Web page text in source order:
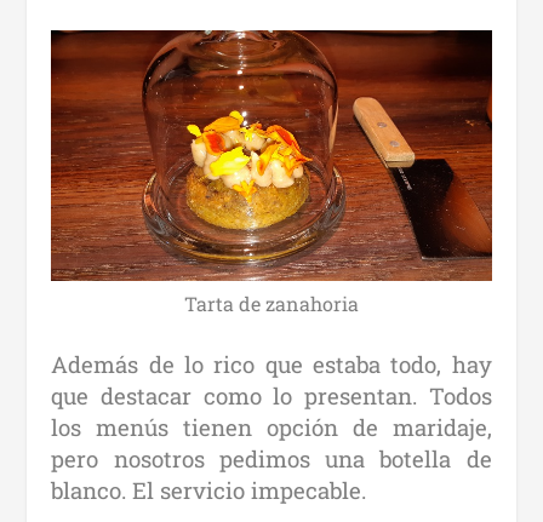
Tarta de zanahoria
Además de lo rico que estaba todo, hay
que destacar como lo presentan. Todos
los menús tienen opción de maridaje,
pero nosotros pedimos una botella de
blanco. El servicio impecable.